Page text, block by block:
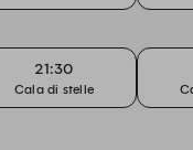
21:30
Cala di stelle